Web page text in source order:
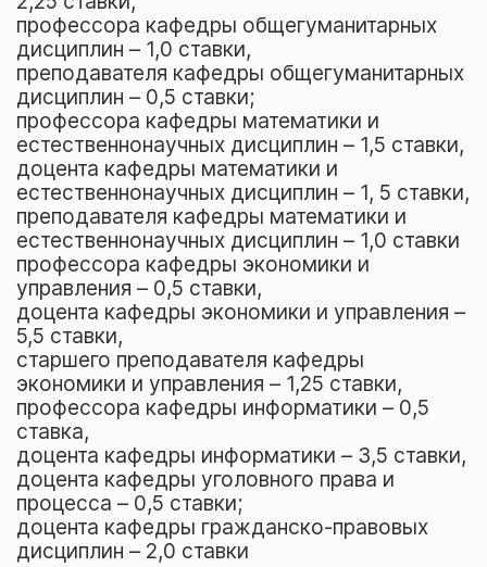
профессора кафедры общегуманитарных
дисциплин – 1,0 ставки,
преподавателя кафедры общегуманитарных
дисциплин – 0,5 ставки;
профессора кафедры математики и
естественнонаучных дисциплин – 1,5 ставки,
доцента кафедры математики и
естественнонаучных дисциплин – 1, 5 ставки,
преподавателя кафедры математики и
естественнонаучных дисциплин – 1,0 ставки
профессора кафедры экономики и
управления – 0,5 ставки,
доцента кафедры экономики и управления –
5,5 ставки,
старшего преподавателя кафедры
экономики и управления – 1,25 ставки,
профессора кафедры информатики – 0,5
ставка,
доцента кафедры информатики – 3,5 ставки,
доцента кафедры уголовного права и
процесса – 0,5 ставки;
доцента кафедры гражданско-правовых
дисциплин – 2,0 ставки